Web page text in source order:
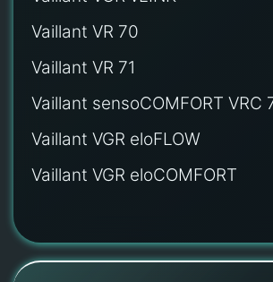
Vaillant VR 70
Vaillant VR 71
Vaillant sensoCOMFORT VRC
Vaillant VGR eloFLOW
Vaillant VGR eloCOMFORT